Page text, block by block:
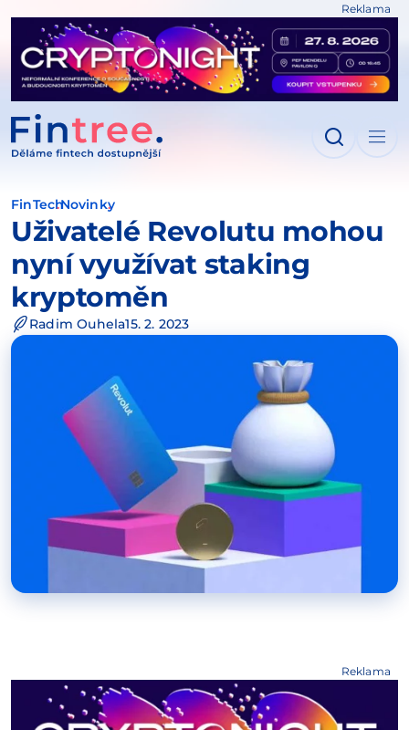
Reklama
FinTechNovinky
Uživatelé Revolutu mohou
nyní využívat staking
kryptoměn
Radim Ouhela15. 2. 2023
Reklama